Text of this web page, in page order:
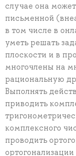
случае она
письменной
в том числе в
уметь решать
плоскости и в
многочлены на
рациональную
Выполнять
приводить
комплексного
проводить